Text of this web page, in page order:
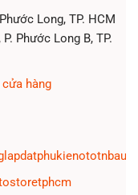
Long, TP. HCM
Phước Long B, TP.
hàng